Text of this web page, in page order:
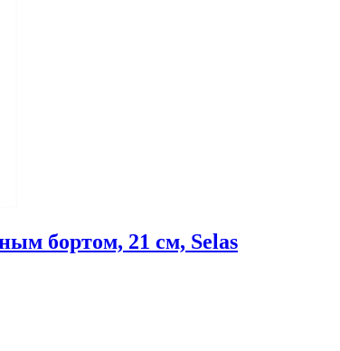
бортом, 21 см, Selas